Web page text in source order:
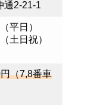
通2-21-1
平日）
土日祝）
（7,8番車